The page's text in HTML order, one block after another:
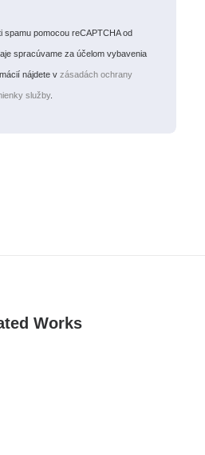
spamu pomocou reCAPTCHA od
spracúvame za účelom vybavenia
nájdete v zásadách ochrany
služby.
Works